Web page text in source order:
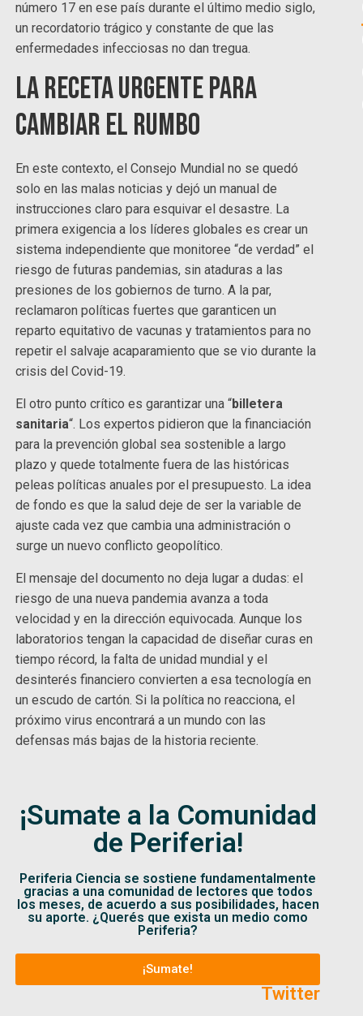
número 17 en ese país durante el último medio siglo,
un recordatorio trágico y constante de que las
enfermedades infecciosas no dan tregua.
La receta urgente para
cambiar el rumbo
En este contexto, el Consejo Mundial no se quedó
solo en las malas noticias y dejó un manual de
instrucciones claro para esquivar el desastre. La
primera exigencia a los líderes globales es crear un
sistema independiente que monitoree “de verdad” el
riesgo de futuras pandemias, sin ataduras a las
presiones de los gobiernos de turno. A la par,
reclamaron políticas fuertes que garanticen un
reparto equitativo de vacunas y tratamientos para no
repetir el salvaje acaparamiento que se vio durante la
crisis del Covid-19.
El otro punto crítico es garantizar una “billetera
sanitaria“. Los expertos pidieron que la financiación
para la prevención global sea sostenible a largo
plazo y quede totalmente fuera de las históricas
peleas políticas anuales por el presupuesto. La idea
de fondo es que la salud deje de ser la variable de
ajuste cada vez que cambia una administración o
surge un nuevo conflicto geopolítico.
El mensaje del documento no deja lugar a dudas: el
riesgo de una nueva pandemia avanza a toda
velocidad y en la dirección equivocada. Aunque los
laboratorios tengan la capacidad de diseñar curas en
tiempo récord, la falta de unidad mundial y el
desinterés financiero convierten a esa tecnología en
un escudo de cartón. Si la política no reacciona, el
próximo virus encontrará a un mundo con las
defensas más bajas de la historia reciente.
¡Sumate a la Comunidad
de Periferia!
Periferia Ciencia se sostiene fundamentalmente
gracias a una comunidad de lectores que todos
los meses, de acuerdo a sus posibilidades, hacen
su aporte. ¿Querés que exista un medio como
Periferia?
¡Sumate!
Twitter